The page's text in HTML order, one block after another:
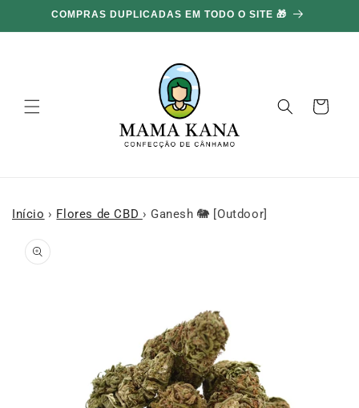
ir para o
conteúdo
COMPRAS DUPLICADAS EM TODO O SITE 🎁
Carrinho
Início › Flores de CBD › Ganesh 🐘 [Outdoor]
informações
do produto